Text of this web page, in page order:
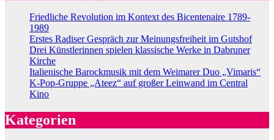
Friedliche Revolution im Kontext des Bicentenaire 1789-
1989
Erstes Radiser Gespräch zur Meinungsfreiheit im Gutshof
Drei Künstlerinnen spielen klassische Werke in Dabruner
Kirche
Italienische Barockmusik mit dem Weimarer Duo „Vimaris“
K-Pop-Gruppe „Ateez“ auf großer Leinwand im Central
Kino
Kategorien